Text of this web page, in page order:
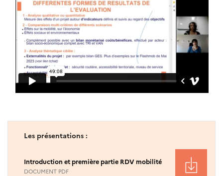
Les présentations :
Introduction et première partie RDV mobilité
DOCUMENT PDF